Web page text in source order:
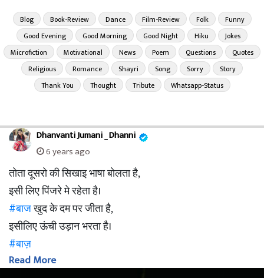
Blog Book-Review Dance Film-Review Folk
Funny
Good Evening
Good Morning Good Night Hiku
Jokes
Microfiction
Motivational News Poem Questions
Quotes
Religious
Romance Shayri Song Sorry
Story
Thank You
Thought Tribute Whatsapp-Status
Dhanvanti Jumani _ Dhanni
6 years ago
तोता दूसरो की सिखाइ भाषा बोलता है,
इसी लिए पिंजरे मे रहेता है।
#बाजखुद के दम पर जीता है,
इसीलिए ऊंची उड़ान भरता है।
#बाज़
Read More